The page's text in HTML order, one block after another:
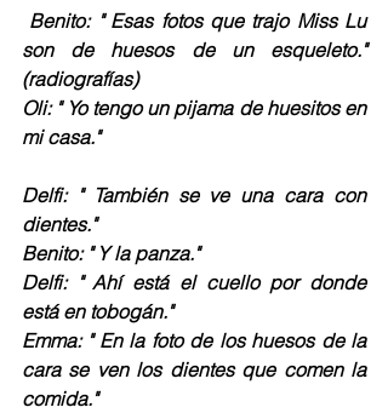
son de huesos de un esqueleto."
(radiografías)
Oli: " Yo tengo un pijama de huesitos en
mi casa."
Delfi: " También se ve una cara con
dientes."
Benito: " Y la panza."
Delfi: " Ahí está el cuello por donde
está en tobogán."
Emma: " En la foto de los huesos de la
cara se ven los dientes que comen la
comida."